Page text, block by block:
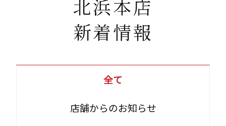
北浜本店
新着情報
全て
店舗からのお知らせ